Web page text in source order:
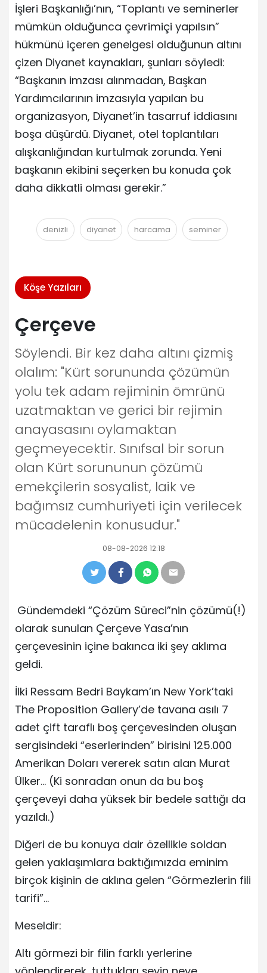
İşleri Başkanlığı’nın, “Toplantı ve seminerler
mümkün olduğunca çevrimiçi yapılsın”
hükmünü içeren genelgesi olduğunun altını
çizen Diyanet kaynakları, şunları söyledi:
“Başkanın imzası alınmadan, Başkan
Yardımcılarının imzasıyla yapılan bu
organizasyon, Diyanet’in tasarruf iddiasını
boşa düşürdü. Diyanet, otel toplantıları
alışkanlığından kurtulmak zorunda. Yeni
başkanın ekibini seçerken bu konuda çok
daha dikkatli olması gerekir.”
denizli diyanet harcama seminer
Köşe Yazıları
Çerçeve
Söylendi. Bir kez daha altını çizmiş
olalım: "Kürt sorununda çözümün
yolu tek adam rejiminin ömrünü
uzatmaktan ve gerici bir rejimin
anayasasını oylamaktan
geçmeyecektir. Sınıfsal bir sorun
olan Kürt sorununun çözümü
emekçilerin sosyalist, laik ve
bağımsız cumhuriyeti için verilecek
mücadelenin konusudur."
08-08-2026 12:18
Gündemdeki “Çözüm Süreci”nin çözümü(!)
olarak sunulan Çerçeve Yasa’nın
çerçevesinin içine bakınca iki şey aklıma
geldi.
İlki Ressam Bedri Baykam’ın New York’taki
The Proposition Gallery’de tavana asılı 7
adet çift taraflı boş çerçevesinden oluşan
sergisindeki “eserlerinden” birisini 125.000
Amerikan Doları vererek satın alan Murat
Ülker… (Ki sonradan onun da bu boş
çerçeveyi daha yüksek bir bedele sattığı da
yazıldı.)
Diğeri de bu konuya dair özellikle soldan
gelen yaklaşımlara baktığımızda eminim
birçok kişinin de aklına gelen “Görmezlerin fili
tarifi”…
Meseldir:
Altı görmezi bir filin farklı yerlerine